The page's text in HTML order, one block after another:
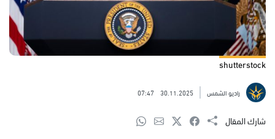
shutterstock
راديو الشمس 30.11.2025
07:47
شارك المقال